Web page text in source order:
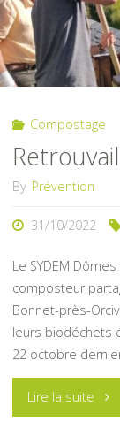
Compostage
By Prévention
31/10/2022
Le SYDEM
composteur
Bonnet-près-
leurs biodéchets
22 octobre
Lire la suite